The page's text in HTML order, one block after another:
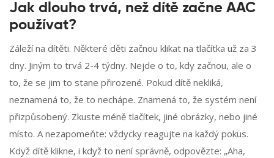
Jak dlouho trvá, než dítě začne AAC
používat?
Záleží na dítěti. Některé děti začnou klikat na tlačítka už za 3
dny. Jiným to trvá 2-4 týdny. Nejde o to, kdy začnou, ale o
to, že se jim to stane přirozené. Pokud dítě nekliká,
neznamená to, že to nechápe. Znamená to, že systém není
přizpůsobený. Zkuste méně tlačítek, jiné obrázky, nebo jiné
místo. A nezapomeňte: vždycky reagujte na každý pokus.
Když dítě klikne, i když to není správně, odpovězte: „Aha,